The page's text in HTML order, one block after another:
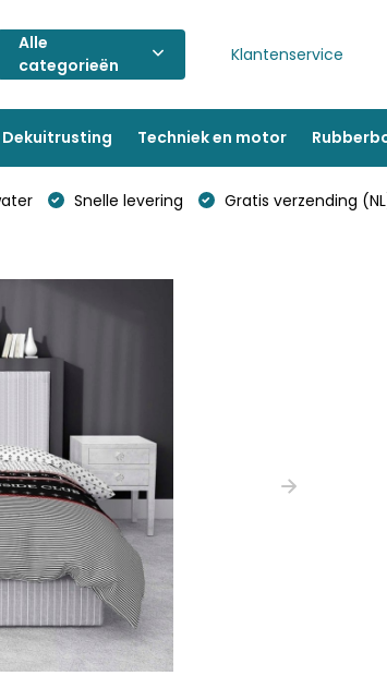
Alle
categorieën
Klantenservice
Dekuitrusting Techniek en motor
Snelle levering Gratis verzending